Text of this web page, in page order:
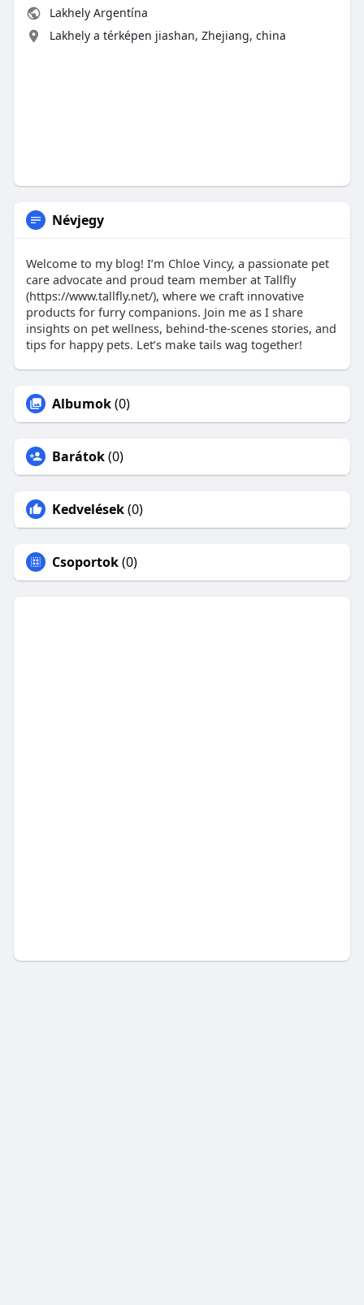
Lakhely Argentína
Lakhely a térképen jiashan, Zhejiang, china
Névjegy
Welcome to my blog! I’m Chloe Vincy, a passionate pet
care advocate and proud team member at Tallfly
(https://www.tallfly.net/), where we craft innovative
products for furry companions. Join me as I share
insights on pet wellness, behind-the-scenes stories, and
tips for happy pets. Let’s make tails wag together!
Albumok(0)
Barátok(0)
Kedvelések(0)
Csoportok(0)